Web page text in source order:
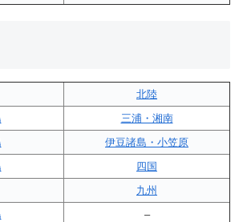
北陸
三浦・湘南
伊豆諸島・小笠原
四国
九州
–